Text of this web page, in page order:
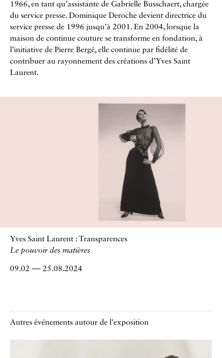
1966, en tant qu’assistante de Gabrielle Busschaert, chargée
du service presse. Dominique Deroche devient directrice du
service presse de 1996 jusqu’à 2001. En 2004, lorsque la
maison de continue couture se transforme en fondation, à
l’initiative de Pierre Bergé, elle continue par fidélité de
contribuer au rayonnement des créations d’Yves Saint
Laurent.
Yves Saint Laurent : Transparences
Le pouvoir des matières
09.02 25.08.2024
Autres événements autour de l'exposition